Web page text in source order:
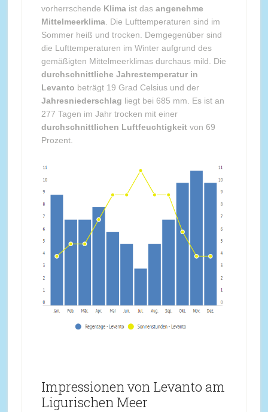
vorherrschende Klimaist das angenehme
Mittelmeerklima. Die Lufttemperaturen sind im
Sommer heiß und trocken. Demgegenüber sind
die Lufttemperaturen im Winter aufgrund des
gemäßigten Mittelmeerklimas durchaus mild. Die
durchschnittliche Jahrestemperatur in
Levanto beträgt 19 Grad Celsius und der
Jahresniederschlag liegt bei 685 mm. Es ist an
277 Tagen im Jahr trocken mit einer
durchschnittlichen Luftfeuchtigkeitvon 69
Prozent.
Impressionen von Levanto am
Ligurischen Meer